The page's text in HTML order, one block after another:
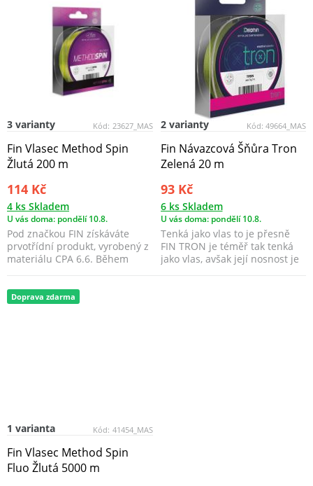
Kód: 23627_MAS
3 varianty
Fin Vlasec Method Spin
Žlutá 200 m
114 Kč
4 ks Skladem
U vás doma: pondělí 10.8.
Pod značkou FIN získáváte
prvotřídní produkt, vyrobený z
materiálu CPA 6.6. Během
Kód: 49664_MAS
2 varianty
Fin Návazcová Šňůra Tron
Zelená 20 m
93 Kč
6 ks Skladem
U vás doma: pondělí 10.8.
Tenká jako vlas to je přesně
FIN TRON je téměř tak tenká
jako vlas, avšak její nosnost je
Doprava zdarma
Kód: 41454_MAS
1 varianta
Fin Vlasec Method Spin
Fluo Žlutá 5000 m